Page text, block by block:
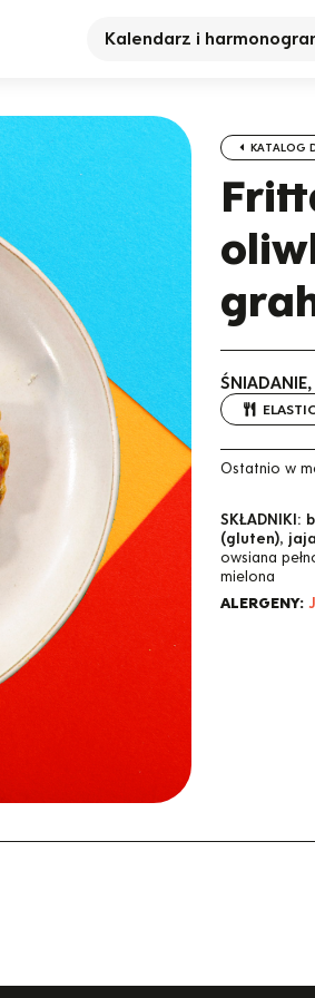
Kalendarz i
KATALOG
ELASTIC
Ostatnio w
SKŁADNIKI:
(gluten),
owsiana
mielona
ALERGENY: